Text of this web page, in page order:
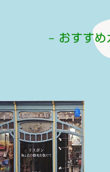
– おすすめ